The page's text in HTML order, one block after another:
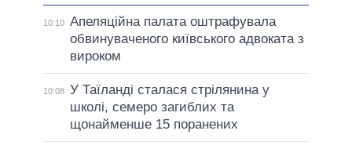
10:10 Апеляційна палата оштрафувала
обвинуваченого київського адвоката з
вироком
10:08 У Таїланді сталася стрілянина у
школі, семеро загиблих та
щонайменше 15 поранених